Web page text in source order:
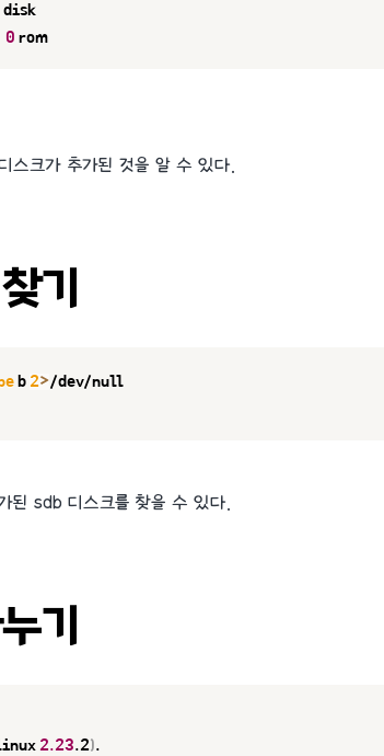
disk
0 rom
스크가 추가된 것을 알 수 있다.
기
b 2>/dev/null
된 sdb 디스크를 찾을 수 있다.
기
2.23.2).